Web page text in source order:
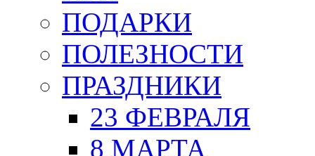
ПОДАРКИ
ПОЛЕЗНОСТИ
ПРАЗДНИКИ
23 ФЕВРАЛЯ
8 МАРТА